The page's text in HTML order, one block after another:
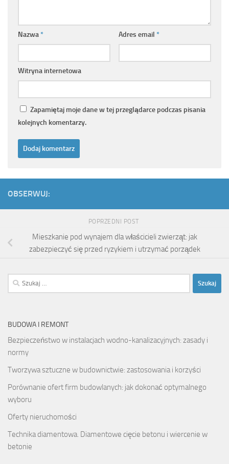
Nazwa* Adres email *
Witryna internetowa
Zapamiętaj moje dane w tej przeglądarce podczas pisania
kolejnych komentarzy.
OBSERWUJ:
POPRZEDNI POST
Mieszkanie pod wynajem dla właścicieli zwierząt: jak
zabezpieczyć się przed ryzykiem i utrzymać porządek
Szukaj:
BUDOWA I REMONT
Bezpieczeństwo w instalacjach wodno-kanalizacyjnych: zasady i
normy
Tworzywa sztuczne w budownictwie: zastosowania i korzyści
Porównanie ofert firm budowlanych: jak dokonać optymalnego
wyboru
Oferty nieruchomości
Technika diamentowa. Diamentowe cięcie betonu i wiercenie w
betonie